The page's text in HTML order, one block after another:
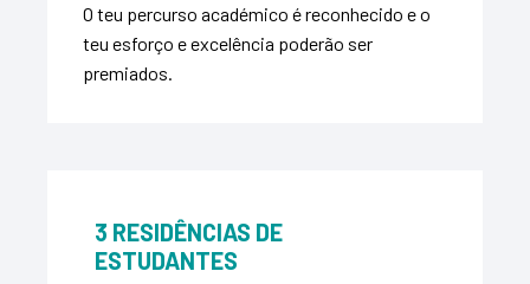
O teu percurso académico é reconhecido e o
teu esforço e excelência poderão ser
premiados.
3 RESIDÊNCIAS DE
ESTUDANTES